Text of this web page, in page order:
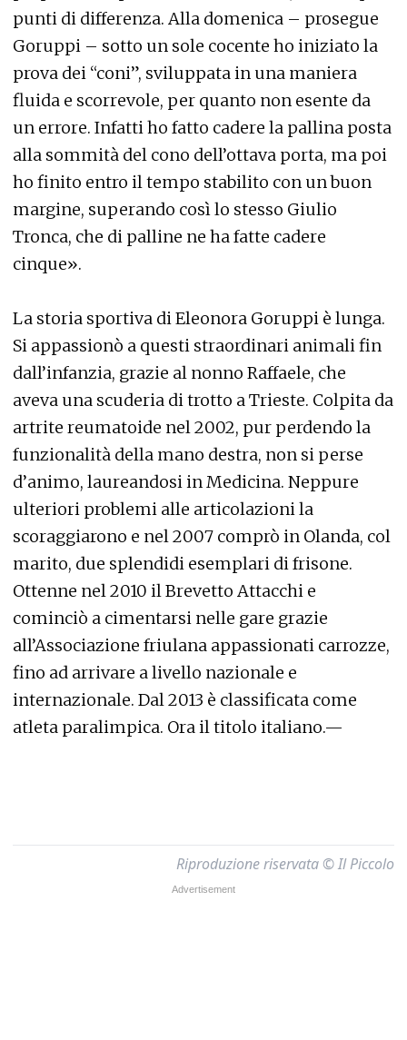
punti di differenza. Alla domenica – prosegue
Goruppi – sotto un sole cocente ho iniziato la
prova dei “coni”, sviluppata in una maniera
fluida e scorrevole, per quanto non esente da
un errore. Infatti ho fatto cadere la pallina posta
alla sommità del cono dell’ottava porta, ma poi
ho finito entro il tempo stabilito con un buon
margine, superando così lo stesso Giulio
Tronca, che di palline ne ha fatte cadere
cinque».
La storia sportiva di Eleonora Goruppi è lunga.
Si appassionò a questi straordinari animali fin
dall’infanzia, grazie al nonno Raffaele, che
aveva una scuderia di trotto a Trieste. Colpita da
artrite reumatoide nel 2002, pur perdendo la
funzionalità della mano destra, non si perse
d’animo, laureandosi in Medicina. Neppure
ulteriori problemi alle articolazioni la
scoraggiarono e nel 2007 comprò in Olanda, col
marito, due splendidi esemplari di frisone.
Ottenne nel 2010 il Brevetto Attacchi e
cominciò a cimentarsi nelle gare grazie
all’Associazione friulana appassionati carrozze,
fino ad arrivare a livello nazionale e
internazionale. Dal 2013 è classificata come
atleta paralimpica. Ora il titolo italiano.—
Riproduzione riservata © Il Piccolo